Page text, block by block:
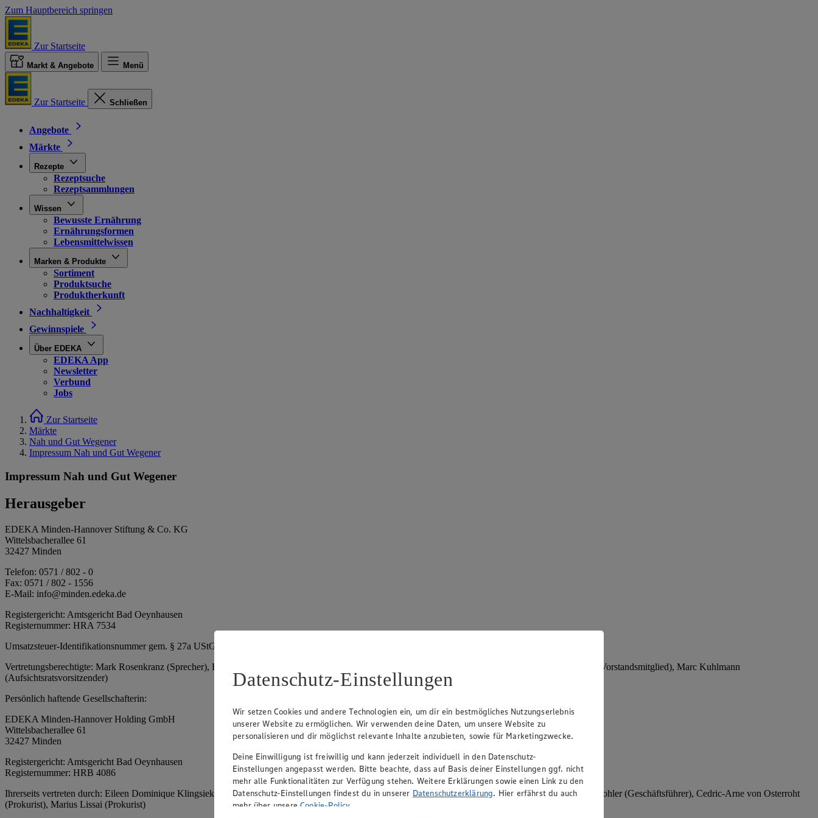
Zum Hauptbereich springen
Zur Startseite
Markt & Angebote Menü
Zur Startseite Schließen
Angebote
Märkte
Rezepte
Rezeptsuche
Rezeptsammlungen
Wissen
Bewusste Ernährung
Ernährungsformen
Lebensmittelwissen
Marken & Produkte
Sortiment
Produktsuche
Produktherkunft
Nachhaltigkeit
Gewinnspiele
Über EDEKA
EDEKA App
Newsletter
Verbund
Jobs
Zur Startseite
Märkte
Nah und Gut Wegener
Impressum Nah und Gut Wegener
Impressum Nah und Gut Wegener
Herausgeber
EDEKA Minden-Hannover Stiftung & Co. KG
Wittelsbacherallee 61
32427 Minden
Telefon: 0571 / 802 - 0
Fax: 0571 / 802 - 1556
E-Mail: info@minden.edeka.de
Registergericht: Amtsgericht Bad Oeynhausen
Registernummer: HRA 7534
Umsatzsteuer-Identifikationsnummer gem. § 27a UStG: DE 266067317
Vertretungsberechtigte: Mark Rosenkranz (Sprecher), Eileen Dominique Klingsiek (Vorstandsmitglied), Ulf-U. Plath (Vorstandsmitglied), Stephan Wohler (Vorstandsmitglied), Marc Kuhlmann
(Aufsichtsratsvorsitzender)
Persönlich haftende Gesellschafterin:
EDEKA Minden-Hannover Holding GmbH
Wittelsbacherallee 61
32427 Minden
Registergericht: Amtsgericht Bad Oeynhausen
Registernummer: HRB 4086
Ihrerseits vertreten durch: Eileen Dominique Klingsiek (Geschäftsführerin), Mark Rosenkranz (Geschäftsführer), Ulf-U. Plath (Geschäftsführer), Stephan Wohler (Geschäftsführer), Cedric-Arne von Osterroht
(Prokurist), Marius Lissai (Prokurist)
Datenschutz-Einstellungen
Wir setzen Cookies und andere Technologien ein, um dir ein bestmögliches Nutzungserlebnis
unserer Website zu ermöglichen. Wir verwenden deine Daten, um unsere Website zu
personalisieren und dir möglichst relevante Inhalte anzubieten, sowie für Marketingzwecke.
Deine Einwilligung ist freiwillig und kann jederzeit individuell in den Datenschutz-
Einstellungen angepasst werden. Bitte beachte, dass auf Basis deiner Einstellungen ggf. nicht
mehr alle Funktionalitäten zur Verfügung stehen. Weitere Erklärungen sowie einen Link zu den
Datenschutz-Einstellungen findest du in unserer Datenschutzerklärung. Hier erfährst du auch
mehr über unsereCookie-Policy.